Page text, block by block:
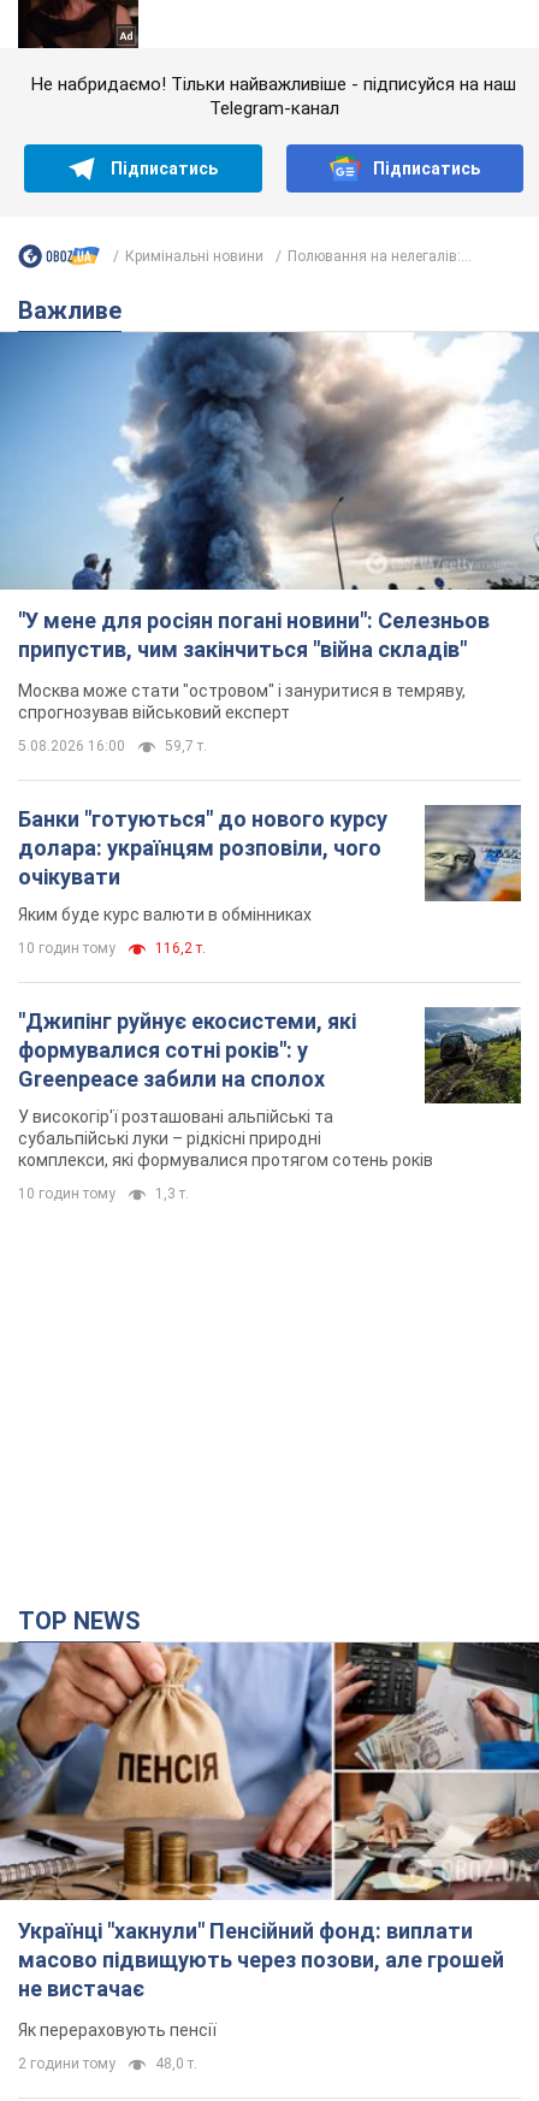
Не набридаємо! Тільки найважливіше - підписуйся на наш
Telegram-канал
Підписатись Підписатись
Кримінальні новини Полювання на нелегалів:...
Важливе
"У мене для росіян погані новини": Селезньов
припустив, чим закінчиться "війна складів"
Москва може стати "островом" і зануритися в темряву,
спрогнозував військовий експерт
5.08.2026 16:00 59,7 т.
Банки "готуються" до нового курсу
долара: українцям розповіли, чого
очікувати
Яким буде курс валюти в обмінниках
10 годин тому 116,2 т.
"Джипінг руйнує екосистеми, які
формувалися сотні років": у
Greenpeace забили на сполох
У високогір'ї розташовані альпійські та
субальпійські луки – рідкісні природні
комплекси, які формувалися протягом сотень років
10 годин тому 1,3 т.
TOP NEWS
Українці "хакнули" Пенсійний фонд: виплати
масово підвищують через позови, але грошей
не вистачає
Як перераховують пенсії
2 години тому 48,0 т.